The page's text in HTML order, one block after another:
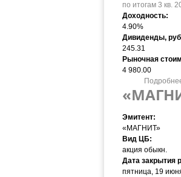
по итогам 3 кв.
Доходность:
4.90%
Дивиденды,
245.31
Рыночная
4 980.00
Эмитент:
«МАГНИТ»
Вид ЦБ:
акция обыкн.
Дата закрытия
пятница, 19